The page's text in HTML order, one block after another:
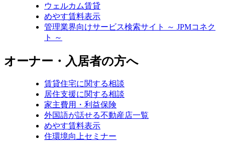
ウェルカム賃貸
めやす賃料表示
管理業界向けサービス検索サイト ～ JPMコネク
ト ～
オーナー・入居者の方へ
賃貸住宅に関する相談
居住支援に関する相談
家主費用・利益保険
外国語が話せる不動産店一覧
めやす賃料表示
住環境向上セミナー